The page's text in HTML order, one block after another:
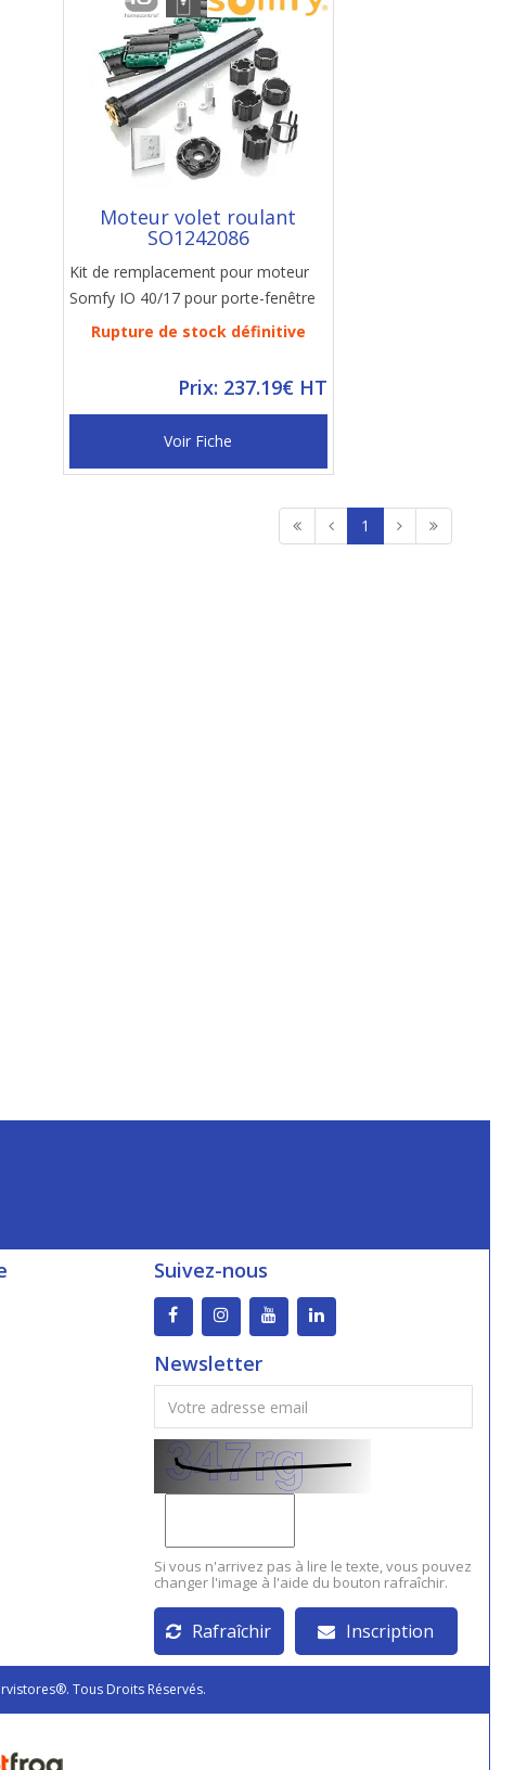
Moteur volet roulant
SO1242086
Kit de remplacement pour moteur
Somfy IO 40/17 pour porte-fenêtre
Rupture de stock définitive
Prix: 237.19€ HT
Voir Fiche
1
Suivez-nous
Newsletter
Si vous n'arrivez pas à lire le texte, vous pouvez
changer l'image à l'aide du bouton rafraîchir.
Rafraîchir Inscription
Tous Droits Réservés.